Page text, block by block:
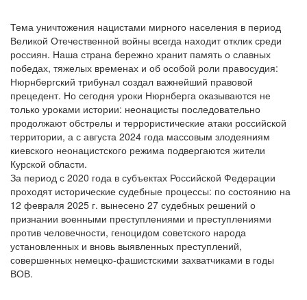
Тема уничтожения нацистами мирного населения в период
Великой Отечественной войны всегда находит отклик среди
россиян. Наша страна бережно хранит память о славных
победах, тяжелых временах и об особой роли правосудия:
Нюрнбергский трибунал создал важнейший правовой
прецедент. Но сегодня уроки Нюрнберга оказываются не
только уроками истории: неонацисты последовательно
продолжают обстрелы и террористические атаки российской
территории, а с августа 2024 года массовым злодеяниям
киевского неонацистского режима подвергаются жители
Курской области.
За период с 2020 года в субъектах Российской Федерации
проходят исторические судебные процессы: по состоянию на
12 февраля 2025 г. вынесено 27 судебных решений о
признании военными преступлениями и преступлениями
против человечности, геноцидом советского народа
установленных и вновь выявленных преступлений,
совершенных немецко-фашистскими захватчиками в годы
ВОВ.